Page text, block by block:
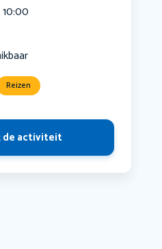
Reizen
de activiteit